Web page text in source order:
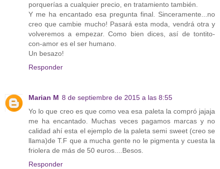
porquerías a cualquier precio, en tratamiento también.
Y me ha encantado esa pregunta final. Sinceramente...no
creo que cambie mucho! Pasará esta moda, vendrá otra y
volveremos a empezar. Como bien dices, así de tontito-
con-amor es el ser humano.
Un besazo!
Responder
Marian M 8 de septiembre de 2015 a las 8:55
Yo lo que creo es que como vea esa paleta la compró jajaja
me ha encantado. Muchas veces pagamos marcas y no
calidad ahí esta el ejemplo de la paleta semi sweet (creo se
llama)de T.F que a mucha gente no le pigmenta y cuesta la
friolera de más de 50 euros....Besos.
Responder